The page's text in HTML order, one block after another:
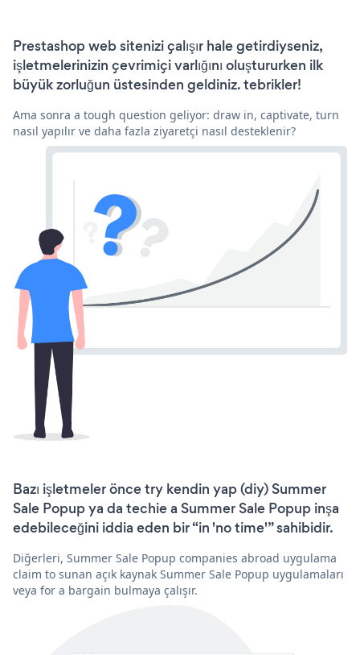
Prestashop web sitenizi çalışır hale getirdiyseniz,
işletmelerinizin çevrimiçi varlığını oluştururken ilk
büyük zorluğun üstesinden geldiniz. tebrikler!
Ama sonra a tough question geliyor: draw in, captivate, turn
nasıl yapılır ve daha fazla ziyaretçi nasıl desteklenir?
Bazı işletmeler önce try kendin yap (diy) Summer
Sale Popup ya da techie a Summer Sale Popup inşa
edebileceğini iddia eden bir “in 'no time'” sahibidir.
Diğerleri, Summer Sale Popup companies abroad uygulama
claim to sunan açık kaynak Summer Sale Popup uygulamaları
veya for a bargain bulmaya çalışır.